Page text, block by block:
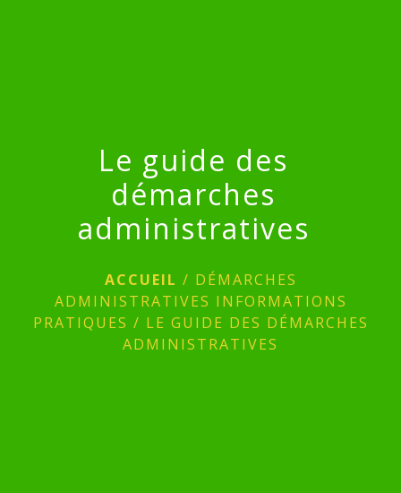
Le guide des
démarches
administratives
ACCUEIL / DÉMARCHES
ADMINISTRATIVES INFORMATIONS
PRATIQUES / LE GUIDE DES DÉMARCHES
ADMINISTRATIVES